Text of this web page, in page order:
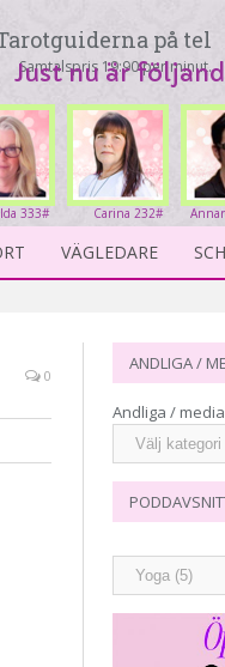
på tel
Samtalspris 19:90 per minut.
Just nu är
Carina 232#
333#
VÄGLEDARE
0
ANDLIGA /
Andliga /